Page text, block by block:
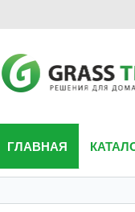
ГЛАВНАЯ